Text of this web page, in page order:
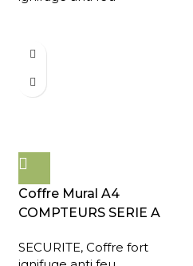
Coffre Mural A4
COMPTEURS SERIE A
SECURITE, Coffre fort